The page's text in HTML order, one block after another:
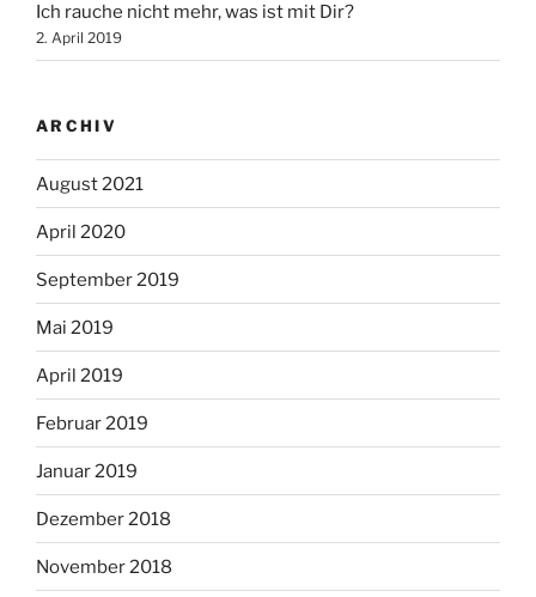
Ich rauche nicht mehr, was ist mit Dir?
2. April 2019
ARCHIV
August 2021
April 2020
September 2019
Mai 2019
April 2019
Februar 2019
Januar 2019
Dezember 2018
November 2018